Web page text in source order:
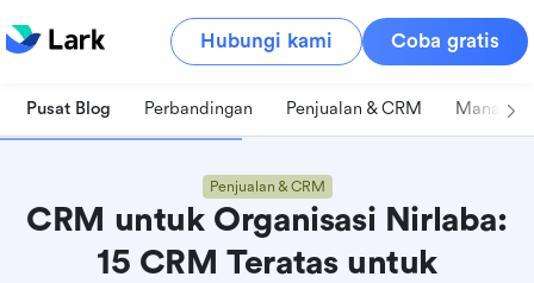
Hubungi kami Coba gratis
Pusat Blog Perbandingan Penjualan & CRM
Penjualan & CRM
CRM untuk Organisasi Nirlaba:
15 CRM Teratas untuk